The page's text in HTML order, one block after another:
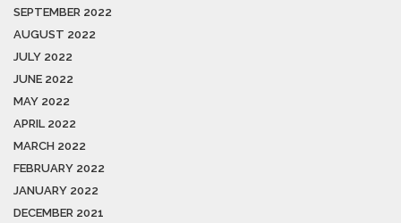
SEPTEMBER 2022
AUGUST 2022
JULY 2022
JUNE 2022
MAY 2022
APRIL 2022
MARCH 2022
FEBRUARY 2022
JANUARY 2022
DECEMBER 2021